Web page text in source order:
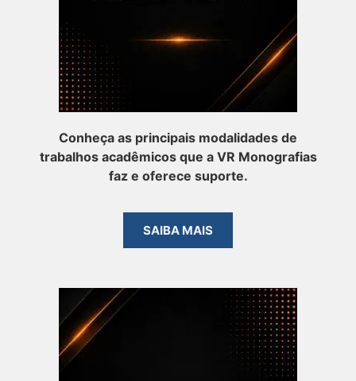
Conheça as principais modalidades de
trabalhos acadêmicos que a VR Monografias
faz e oferece suporte.
SAIBA MAIS